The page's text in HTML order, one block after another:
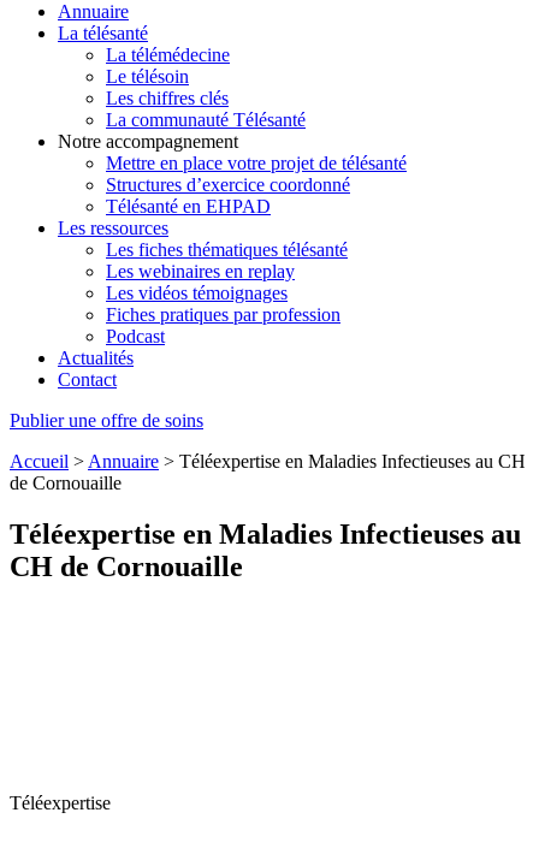
Annuaire
La télésanté
La télémédecine
Le télésoin
Les chiffres clés
La communauté Télésanté
Notre accompagnement
Mettre en place votre projet de télésanté
Structures d’exercice coordonné
Télésanté en EHPAD
Les ressources
Les fiches thématiques télésanté
Les webinaires en replay
Les vidéos témoignages
Fiches pratiques par profession
Podcast
Actualités
Contact
Publier une offre de soins
Accueil > Annuaire > Téléexpertise en Maladies Infectieuses au CH
de Cornouaille
Téléexpertise en Maladies Infectieuses au
CH de Cornouaille
Téléexpertise